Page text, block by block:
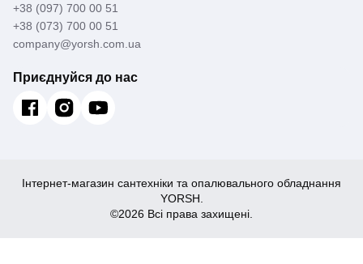
+38 (097) 700 00 51
+38 (073) 700 00 51
company@yorsh.com.ua
Приєднуйся до нас
Інтернет-магазин сантехніки та опалювального обладнання
YORSH.
©2026 Всі права захищені.